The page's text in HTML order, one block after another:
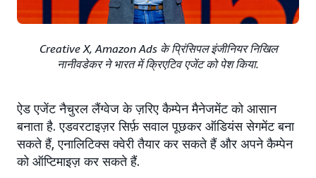
Creative X, Amazon Ads के प्रिंसिपल इंजीनियर निखिल
नानीवडेकर ने भारत में क्रिएटिव एजेंट को पेश किया.
ऐड एजेंट नैचुरल लैंग्वेज के ज़रिए कैम्पेन मैनेजमेंट को आसान
बनाता है. एडवरटाइज़र सिर्फ़ सवाल पूछकर ऑडियंस सेगमेंट बना
सकते हैं, एनालिटिक्स क्वेरी तैयार कर सकते हैं और अपने कैम्पेन
को ऑप्टिमाइज़ कर सकते हैं.